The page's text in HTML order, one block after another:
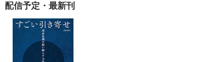
配信予定・最新刊